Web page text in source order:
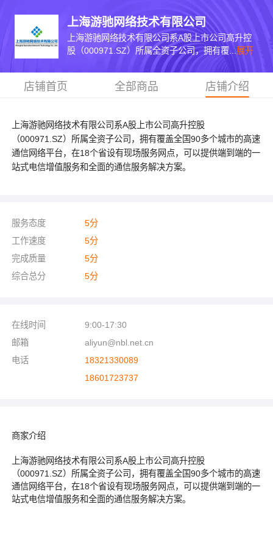
上海游驰网络技术有限公司
上海游驰网络技术有限公司系A股上市公司高升控
股（000971.SZ）所属全资子公司，拥有覆... 展开
店铺首页 全部商品 店铺介绍
上海游驰网络技术有限公司系A股上市公司高升控股
（000971.SZ）所属全资子公司，拥有覆盖全国90多个城市的高速
通信网络平台，在18个省设有现场服务网点，可以提供端到端的一
站式电信增值服务和全面的通信服务解决方案。
服务态度 5分
工作速度
5分
完成质量
5分
综合总分
5分
在线时间
9:00-17:30
邮箱
aliyun@nbl.net.cn
电话
18321330089
18601723737
商家介绍
上海游驰网络技术有限公司系A股上市公司高升控股
（000971.SZ）所属全资子公司，拥有覆盖全国90多个城市的高速
通信网络平台，在18个省设有现场服务网点，可以提供端到端的一
站式电信增值服务和全面的通信服务解决方案。